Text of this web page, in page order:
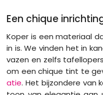
Een chique
Koper is een materiaal
in is. We vinden het in
vazen ​​en zelfs
om een ​​chique tint te
atie. Het bijzondere van